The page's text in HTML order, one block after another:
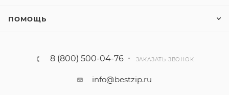
ПОМОЩЬ
8 (800) 500-04-76 ЗАКАЗАТЬ ЗВОНОК
info@bestzip.ru